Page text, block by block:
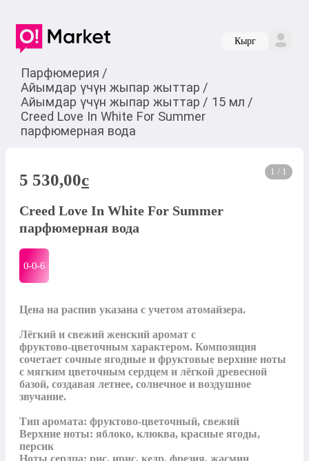
Кырг
Парфюмерия /
Айымдар үчүн жыпар жыттар /
Айымдар үчүн жыпар жыттар / 15 мл /
Creed Love In White For Summer
парфюмерная вода
1 / 1
5 530,00c
Creed Love In White For Summer
парфюмерная вода
0-0-6
Цена на распив указана с учетом атомайзера.
Лёгкий и свежий женский аромат с
фруктово‑цветочным характером. Композиция
сочетает сочные ягодные и фруктовые верхние ноты
с мягким цветочным сердцем и лёгкой древесной
базой, создавая летнее, солнечное и воздушное
звучание.
Тип аромата: фруктово‑цветочный, свежий
Верхние ноты: яблоко, клюква, красные ягоды,
персик
Ноты сердца: рис, ирис, кедр, фрезия, жасмин